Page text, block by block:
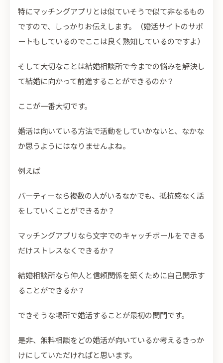
特にマッチングアプリとは似ていそうで似て非なるもの
ですので、しっかりお伝えします。（婚活サイトのサポ
ートもしているのでここは良く熟知しているのですよ）
そして大切なことは結婚相談所で今までの悩みを解決し
て結婚に向かって前進することができるのか？
ここが一番大切です。
婚活は向いている方法で活動をしていかないと、なかな
か思うようにはなりませんよね。
例えば
パーティーなら複数の人がいるなかでも、抵抗感なく話
をしていくことができるか？
マッチングアプリなら文字でのキャッチボールをできる
だけストレスなくできるか？
結婚相談所なら仲人と信頼関係を築くために自己開示す
ることができるか？
できそうな場所で婚活することが最初の関門です。
是非、無料相談をどの婚活が向いているか考えるきっか
けにしていただければと思います。